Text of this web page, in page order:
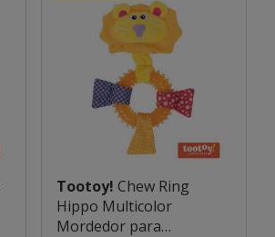
Tootoy! Chew Ring
Hippo Multicolor
Mordedor para